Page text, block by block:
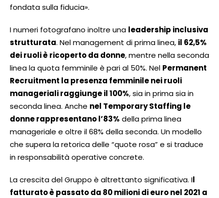
fondata sulla fiducia».
I numeri fotografano inoltre una leadership inclusiva
strutturata. Nel management di prima linea, il 62,5%
dei ruoli è ricoperto da donne, mentre nella seconda
linea la quota femminile è pari al 50%. Nel Permanent
Recruitment la presenza femminile nei ruoli
manageriali raggiunge il 100%, sia in prima sia in
seconda linea. Anche nel Temporary Staffing le
donne rappresentano l’83% della prima linea
manageriale e oltre il 68% della seconda. Un modello
che supera la retorica delle “quote rosa” e si traduce
in responsabilità operative concrete.
La crescita del Gruppo è altrettanto significativa. Il
fatturato è passato da 80 milioni di euro nel 2021 a